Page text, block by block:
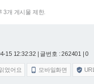
3개 게시물 제한.
15 12:32:32 | 글번호 : 262401 | 0
었어요  모바일화면 